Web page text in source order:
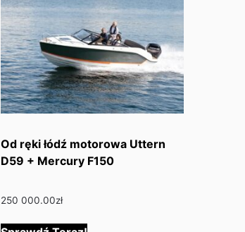
Od ręki łódź motorowa Uttern
D59 + Mercury F150
250 000.00zł